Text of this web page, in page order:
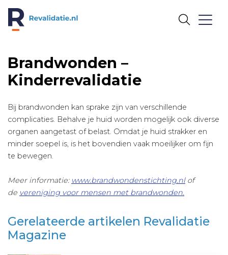
Brandwonden –
Kinderrevalidatie
Bij brandwonden kan sprake zijn van verschillende
complicaties. Behalve je huid worden mogelijk ook diverse
organen aangetast of belast. Omdat je huid strakker en
minder soepel is, is het bovendien vaak moeilijker om fijn
te bewegen.
Meer informatie: www.brandwondenstichting.nlof
de vereniging voor mensen met brandwonden.
Gerelateerde artikelen Revalidatie
Magazine